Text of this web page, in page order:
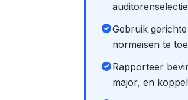
Gebruik
normeisen te
Rapporteer
major, en